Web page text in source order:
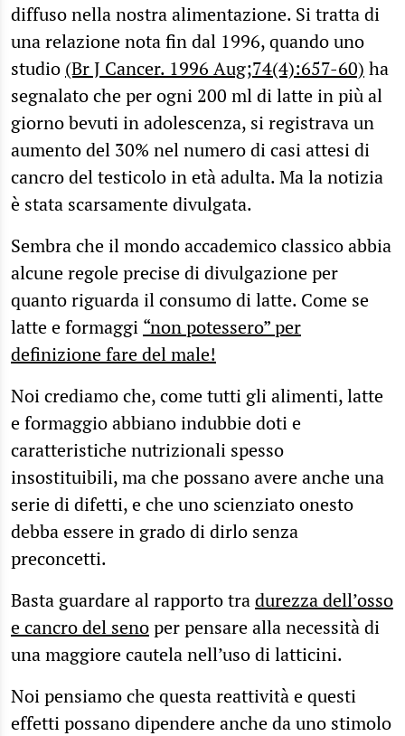
diffuso nella nostra alimentazione. Si tratta di
una relazione nota fin dal 1996, quando uno
studio (Br J Cancer. 1996 Aug;74(4):657-60) ha
segnalato che per ogni 200 ml di latte in più al
giorno bevuti in adolescenza, si registrava un
aumento del 30% nel numero di casi attesi di
cancro del testicolo in età adulta. Ma la notizia
è stata scarsamente divulgata.
Sembra che il mondo accademico classico abbia
alcune regole precise di divulgazione per
quanto riguarda il consumo di latte. Come se
latte e formaggi “non potessero” per
definizione fare del male!
Noi crediamo che, come tutti gli alimenti, latte
e formaggio abbiano indubbie doti e
caratteristiche nutrizionali spesso
insostituibili, ma che possano avere anche una
serie di difetti, e che uno scienziato onesto
debba essere in grado di dirlo senza
preconcetti.
Basta guardare al rapporto tradurezza dell’osso
e cancro del senoper pensare alla necessità di
una maggiore cautela nell’uso di latticini.
Noi pensiamo che questa reattività e questi
effetti possano dipendere anche da uno stimolo